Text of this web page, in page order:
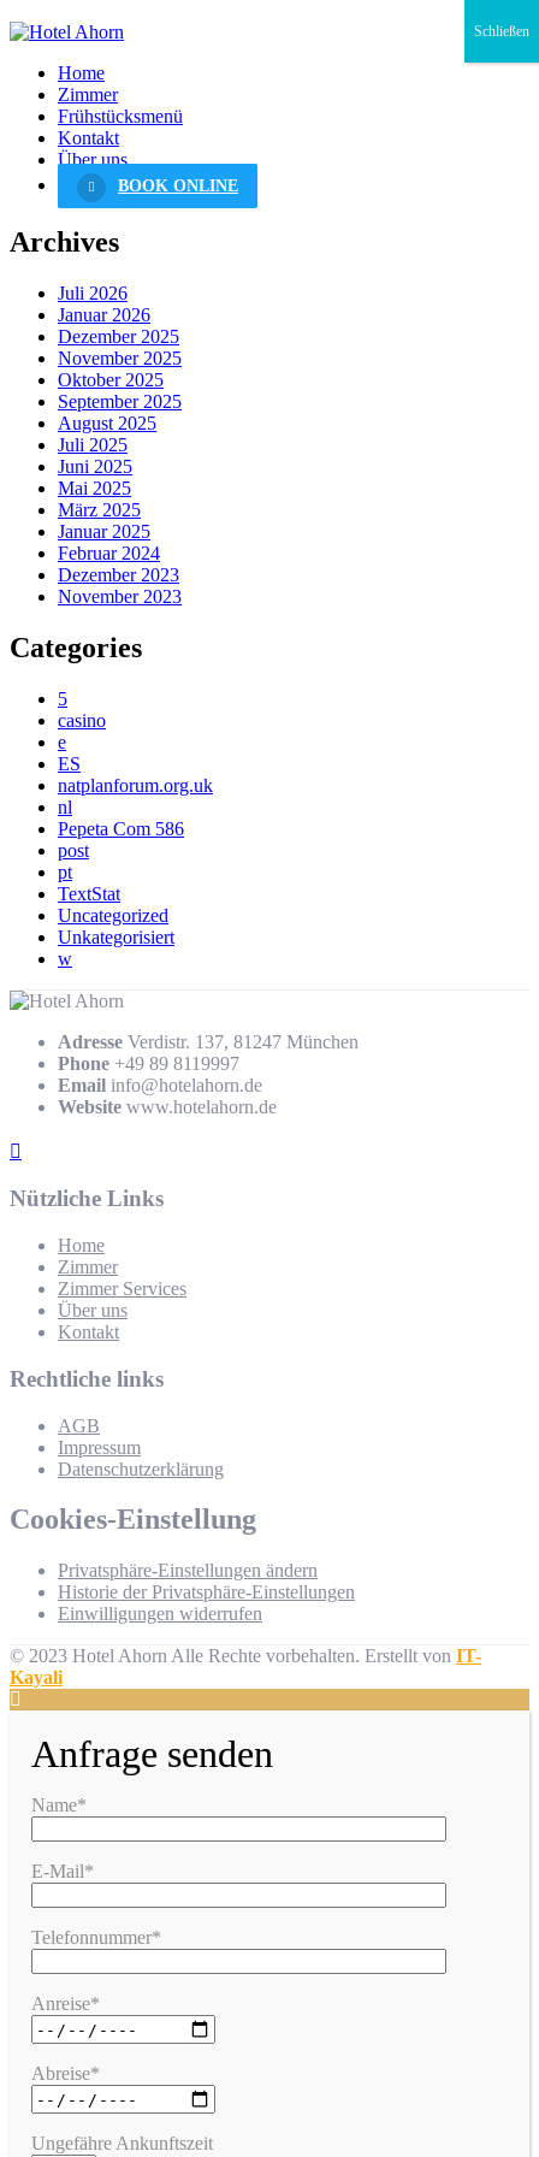
Home
Zimmer
Frühstücksmenü
Kontakt
Über uns
BOOK ONLINE
Archives
Juli 2026
Januar 2026
Dezember 2025
November 2025
Oktober 2025
September 2025
August 2025
Juli 2025
Juni 2025
Mai 2025
März 2025
Januar 2025
Februar 2024
Dezember 2023
November 2023
Categories
5
casino
e
ES
natplanforum.org.uk
nl
Pepeta Com 586
post
pt
TextStat
Uncategorized
Unkategorisiert
w
Adresse Verdistr. 137, 81247 München
Phone +49 89 8119997
Email info@hotelahorn.de
Website www.hotelahorn.de
Nützliche Links
Home
Zimmer
Zimmer Services
Über uns
Kontakt
Rechtliche links
AGB
Impressum
Datenschutzerklärung
Cookies-Einstellung
Privatsphäre-Einstellungen ändern
Historie der Privatsphäre-Einstellungen
Einwilligungen widerrufen
© 2023 Hotel Ahorn Alle Rechte vorbehalten. Erstellt von IT-
Kayali
Anfrage senden
Name*
E-Mail*
Telefonnummer*
Anreise*
Abreise*
Ungefähre Ankunftszeit
Schließen